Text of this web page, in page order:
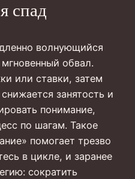
спад
волнующийся
обвал.
или ставки, затем
занятость и
понимание,
по шагам. Такое
помогает трезво
в цикле, и заранее
сократить